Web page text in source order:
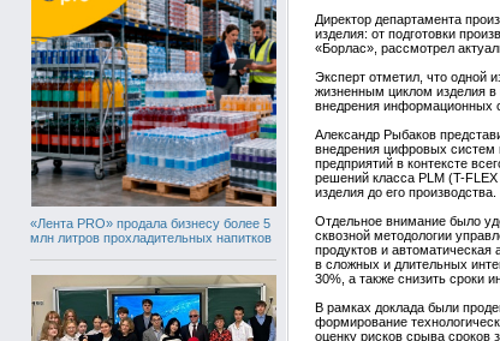
«Лента PRO» продала бизнесу более 5
млн литров прохладительных напитков
Директор департамента
изделия: от подготовки
«Борлас», рассмотрел
Эксперт отметил, что одной
жизненным циклом изделия в
внедрения информационных
Александр Рыбаков
внедрения цифровых систем
предприятий в контексте
решений класса PLM (T-
изделия до его производства.
Отдельное внимание было
сквозной методологии
продуктов и
в сложных и длительных
30%, а также снизить сроки
В рамках доклада были
формирование
оценку рисков срыва сроков